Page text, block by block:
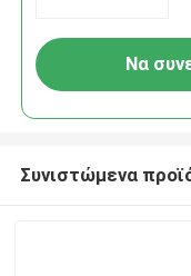
Να
Συνιστώμενα